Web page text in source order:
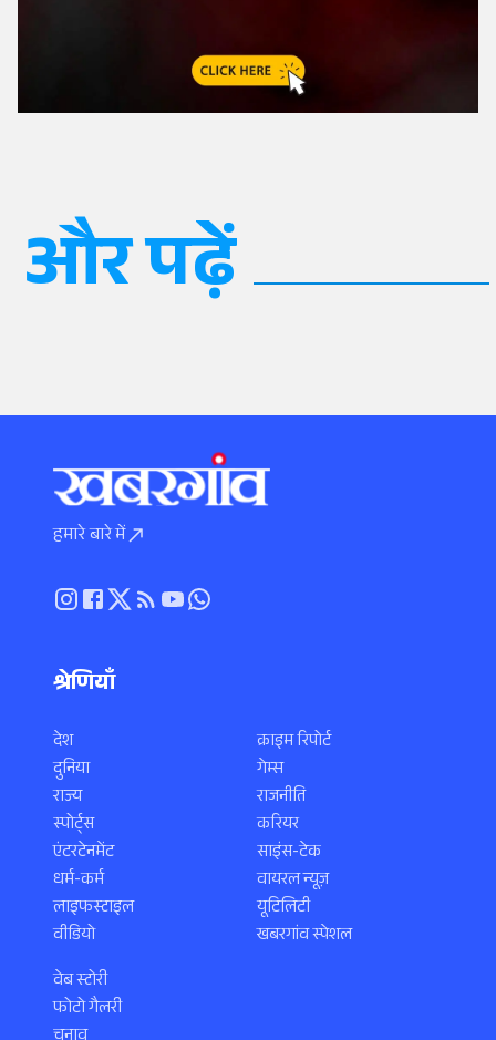
और पढ़ें
हमारे बारे में
श्रेणियाँ
देश
दुनिया
राज्य
स्पोर्ट्स
एंटरटेनमेंट
धर्म-कर्म
लाइफस्टाइल
वीडियो
क्राइम रिपोर्ट
गेम्स
राजनीति
करियर
साइंस-टेक
वायरल न्यूज़
यूटिलिटी
खबरगांव स्पेशल
वेब स्टोरी
फोटो गैलरी